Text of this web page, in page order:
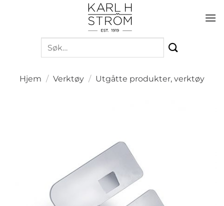
Søk
etter:
Hjem / Verktøy / Utgåtte produkter, verktøy